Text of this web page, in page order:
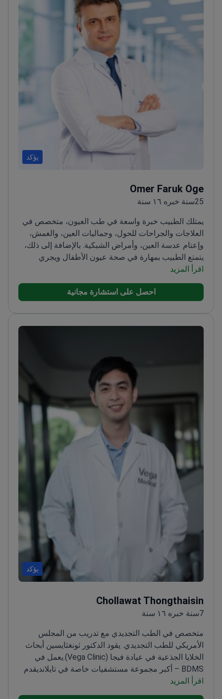
يؤكد
Omer Faruk Oge
25سنة خبره ١٦ سنة
يمتلك الطبيب خبرة واسعة في طب العيون، متخصص في
العلاجات والجراحات للحول، وجماليات العين، والغمش،
وإعتام عدسة العين، وأمراض الشبكية. بالإضافة إلى ذلك،
يتمتع الطبيب بمهارة في صحة عيون الأطفال ويجري
فحوصات شاملة للعين.<\/p>
في إسطنبول وأكمل تخصصه في مستشفى تدريب وأبحاث
العيون في بيوغلو. الطبيب عضو في الجمعية الطبية
لجراحي الساد والانكسار.<\/p>
اقرأ المزيد
احصل على استشارة مجانية
يؤكد
Chollawat Thongthaisin
7سنة خبره ١٦ سنة
متخصص في الطب التجديدي مع تدريب من المجلس
الأمريكي للطب التجديدي. يقود الدكتور ثونغثايسين أبحاث
الخلايا الجذعية في عيادة فيجا (Vega Clinic).
يعمل في
BDMS – أكبر مجموعة مستشفيات خاصة في تايلاند
يقدم
استشارات خبيرة في الطب التجديدي
الأشعة في مستشفى ثاماساتيركز على مكافحة
اقرأ المزيد